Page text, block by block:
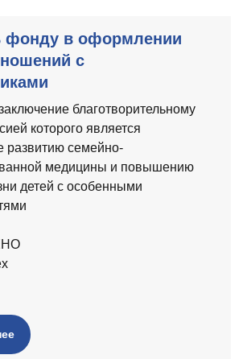
в оформлении
с
благотворительному
которого является
развитию семейно-
медицины и повышению
детей с особенными